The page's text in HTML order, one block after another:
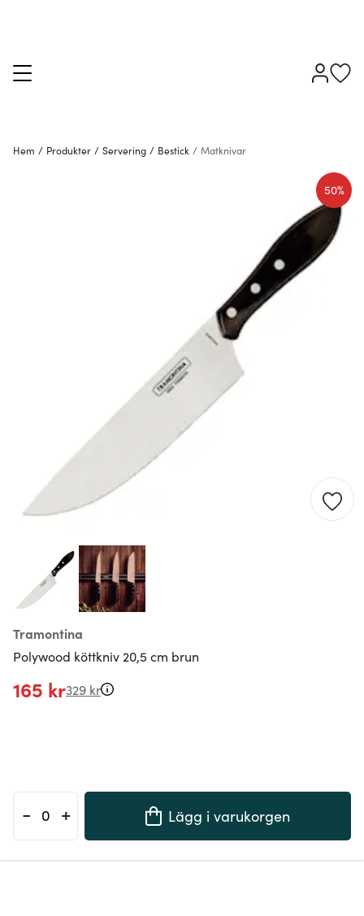
Hem / Produkter / Servering / Bestick / Matknivar
Tramontina
Polywood köttkniv 20,5 cm brun
50%
165 kr329 kr
- + Lägg i varukorgen